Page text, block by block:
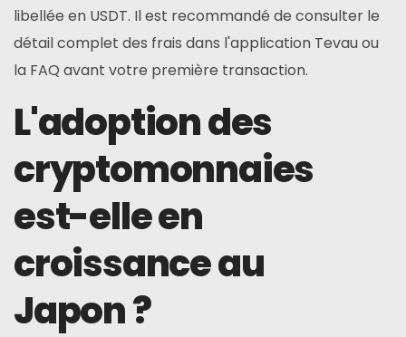
libellée en USDT. Il est recommandé de consulter le
détail complet des frais dans l'application Tevau ou
la FAQ avant votre première transaction.
L'adoption des
cryptomonnaies
est-elle en
croissance au
Japon ?